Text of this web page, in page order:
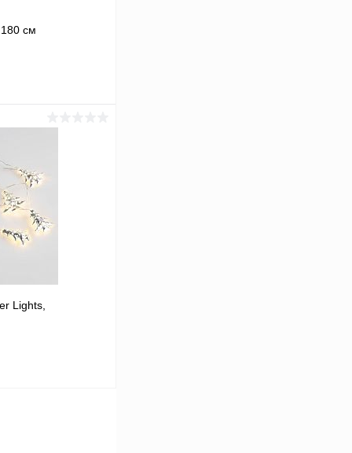
см
Сравнение
В наличии
Lights,